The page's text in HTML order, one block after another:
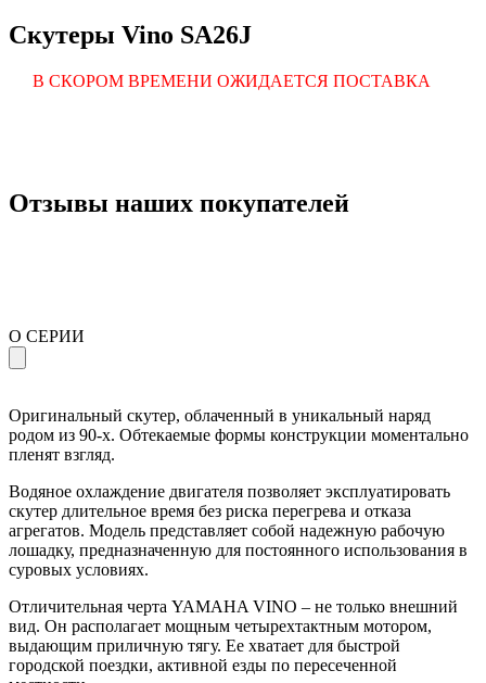
Скутеры Vino SA26J
В СКОРОМ ВРЕМЕНИ ОЖИДАЕТСЯ ПОСТАВКА
Отзывы наших покупателей
О СЕРИИ
Оригинальный скутер, облаченный в уникальный наряд
родом из 90-х. Обтекаемые формы конструкции моментально
пленят взгляд.
Водяное охлаждение двигателя позволяет эксплуатировать
скутер длительное время без риска перегрева и отказа
агрегатов. Модель представляет собой надежную рабочую
лошадку, предназначенную для постоянного использования в
суровых условиях.
Отличительная черта YAMAHA VINO – не только внешний
вид. Он располагает мощным четырехтактным мотором,
выдающим приличную тягу. Ее хватает для быстрой
городской поездки, активной езды по пересеченной